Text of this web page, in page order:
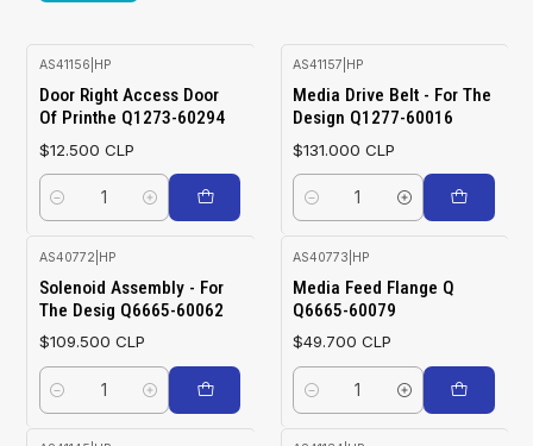
AS41156 HP
Door Right Access Door
Of Printhe Q1273-60294
$12.500 CLP
Cantidad
AS41157 HP
Media Drive Belt - For The
Design Q1277-60016
$131.000 CLP
Cantidad
AS40772 HP
Solenoid Assembly - For
The Desig Q6665-60062
$109.500 CLP
Cantidad
AS40773 HP
Media Feed Flange Q
Q6665-60079
$49.700 CLP
Cantidad